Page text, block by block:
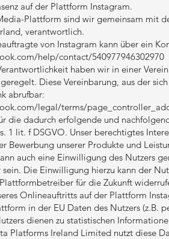
auf der Plattform Instagram.
Plattform sind wir gemeinsam mit
verantwortlich.
von Instagram kann über ein
help/contact/540977946302970
haben wir in einer
Diese Vereinbarung, aus der
abrufbar:
legal/terms/
die dadurch erfolgende und
1 lit. f DSGVO. Unser berechtigtes
Bewerbung unserer Produkte und
auch eine Einwilligung des Nutzers
Die Einwilligung hierzu kann der
für die Zukunft
Onlineauftritts auf der Plattform
in der EU Daten des Nutzers (z.B.
dienen zu statistischen
Platforms Ireland Limited nutzt diese